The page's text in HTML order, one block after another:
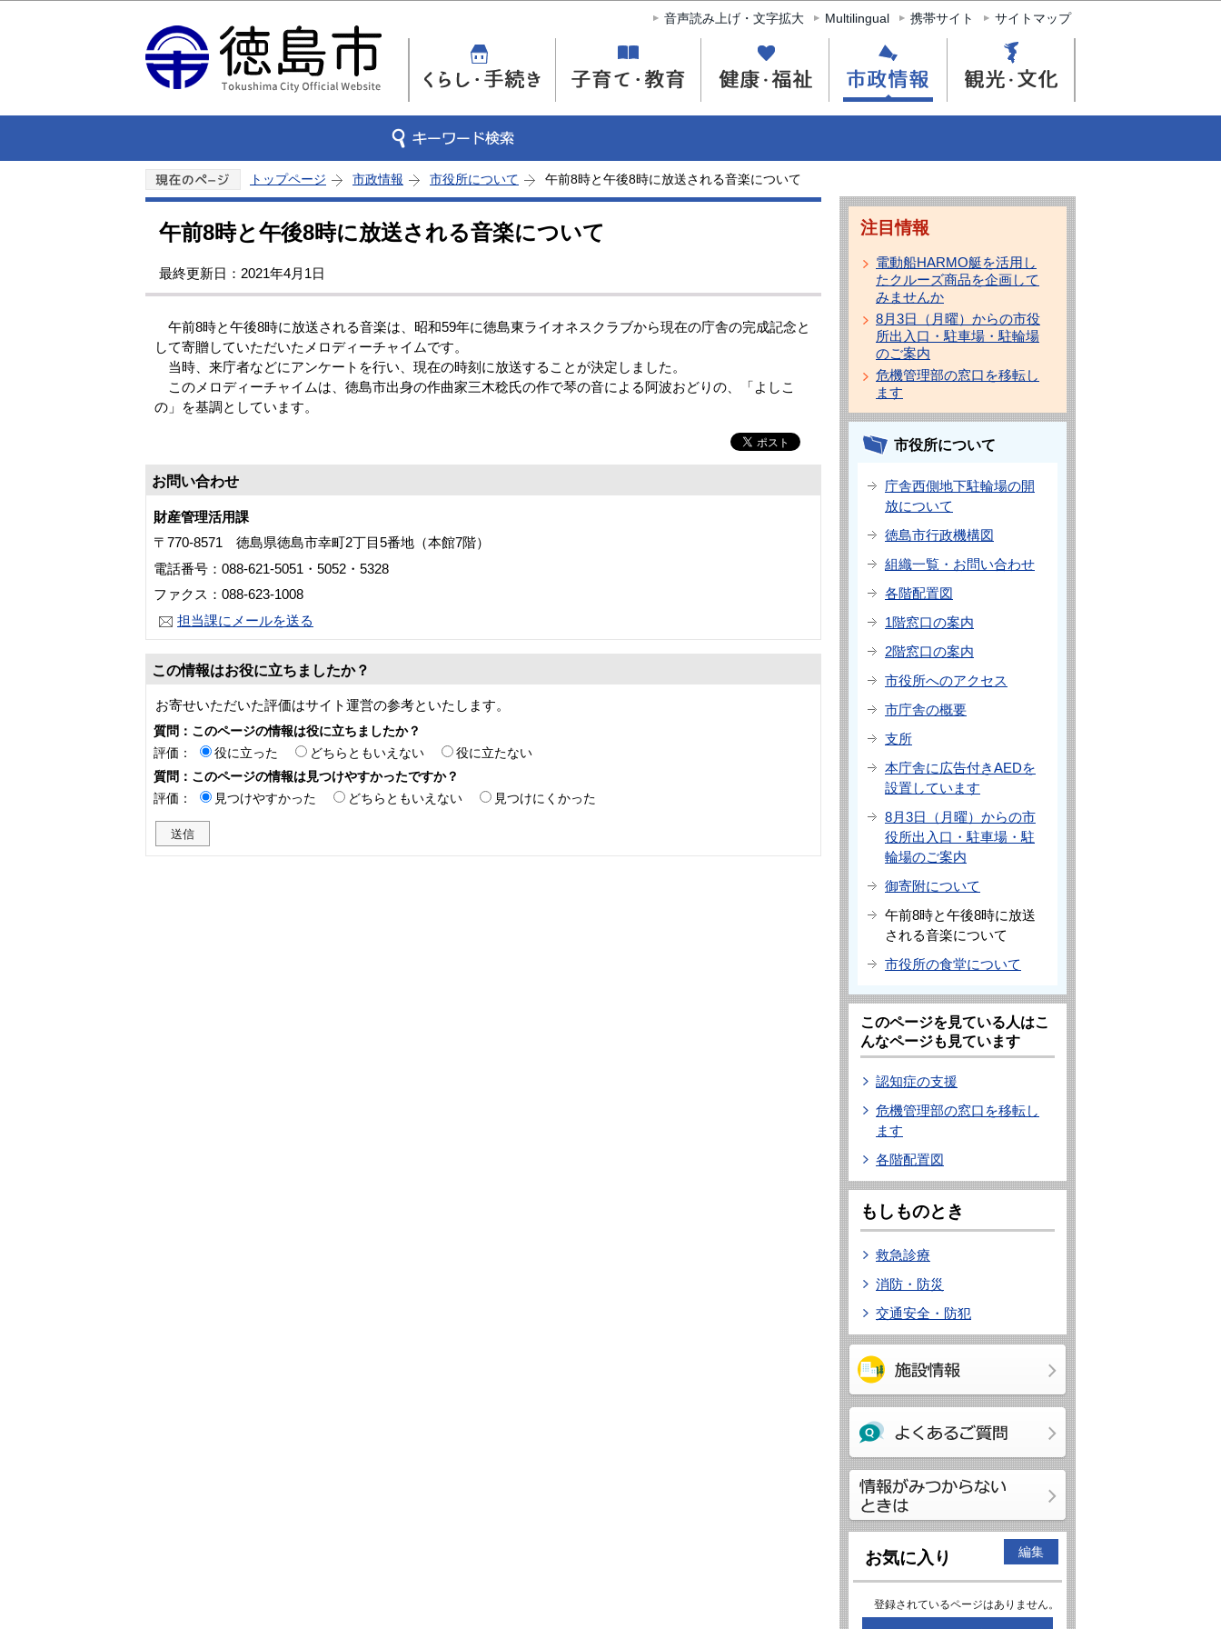
このページの本文へ移動
音声読み上げ・文字拡大 Multilingual 携帯サイト サイトマップ
トップページ 市政情報 市役所について 午前8時と午後8時に放送される音楽について
午前8時と午後8時に放送される音楽について
最終更新日：2021年4月1日
午前8時と午後8時に放送される音楽は、昭和59年に徳島東ライオネスクラブから現在の庁舎の完成記念と
して寄贈していただいたメロディーチャイムです。
当時、来庁者などにアンケートを行い、現在の時刻に放送することが決定しました。
このメロディーチャイムは、徳島市出身の作曲家三木稔氏の作で琴の音による阿波おどりの、「よしこ
の」を基調としています。
お問い合わせ
財産管理活用課
〒770-8571 徳島県徳島市幸町2丁目5番地（本館7階）
電話番号：088-621-5051・5052・5328
ファクス：088-623-1008
担当課にメールを送る
この情報はお役に立ちましたか？
お寄せいただいた評価はサイト運営の参考といたします。
質問：このページの情報は役に立ちましたか？
評価：
役に立った どちらともいえない
役に立たない
質問：このページの情報は見つけやすかったですか？
評価：
見つけやすかった どちらともいえない 見つけにくかった
注目情報
電動船HARMO艇を活用し
たクルーズ商品を企画して
みませんか
8月3日（月曜）からの市役
所出入口・駐車場・駐輪場
のご案内
危機管理部の窓口を移転し
ます
市役所について
庁舎西側地下駐輪場の開
放について
徳島市行政機構図
組織一覧・お問い合わせ
各階配置図
1階窓口の案内
2階窓口の案内
市役所へのアクセス
市庁舎の概要
支所
本庁舎に広告付きAEDを
設置しています
8月3日（月曜）からの市
役所出入口・駐車場・駐
輪場のご案内
御寄附について
午前8時と午後8時に放送
される音楽について
市役所の食堂について
このページを見ている人はこ
んなページも見ています
認知症の支援
危機管理部の窓口を移転し
ます
各階配置図
もしものとき
救急診療
消防・防災
交通安全・防犯
お気に入り 編集
登録されているページはありません。